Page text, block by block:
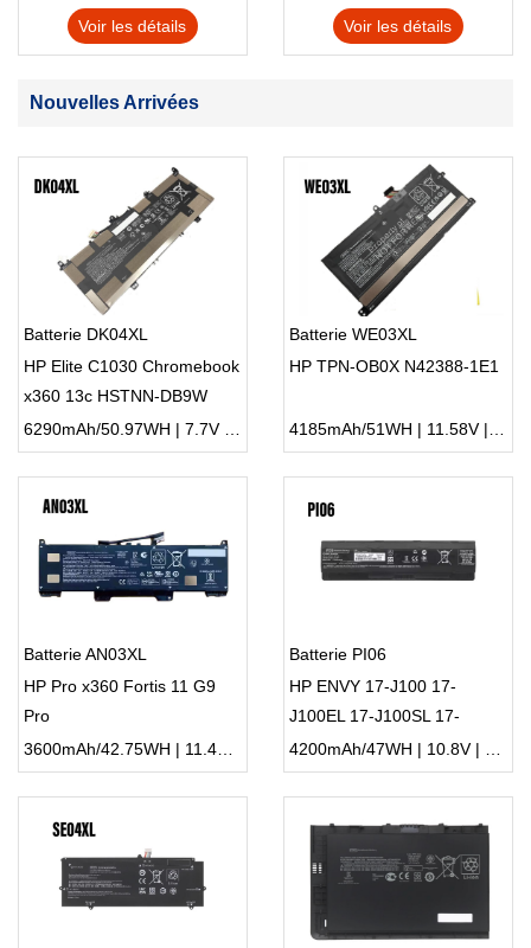
Voir les détails Voir les détails
Nouvelles Arrivées
Batterie DK04XL
HP Elite C1030 Chromebook
x360 13c HSTNN-DB9W
6290mAh/50.97WH | 7.7V | Li-ion ...
Batterie WE03XL
HP TPN-OB0X N42388-1E1
4185mAh/51WH | 11.58V | Li-ion ...
Batterie AN03XL
HP Pro x360 Fortis 11 G9
Pro
3600mAh/42.75WH | 11.4V | Li-ion ...
Batterie PI06
HP ENVY 17-J100 17-
J100EL 17-J100SL 17-
J101EA
4200mAh/47WH | 10.8V | Li-ion ...